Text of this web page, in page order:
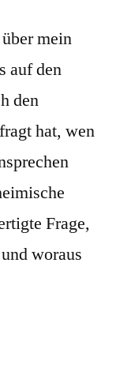
mein
auf den
den
hat, wen
Frage,
woraus